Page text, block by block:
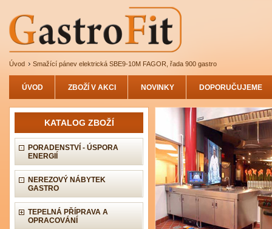
Úvod Smažící pánev elektrická SBE9-10M FAGOR, řada 900 gastro
ÚVOD ZBOŽÍ V AKCI NOVINKY DOPORUČUJEME
KATALOG ZBOŽÍ
PORADENSTVÍ - ÚSPORA
ENERGIÍ
NEREZOVÝ NÁBYTEK
GASTRO
TEPELNÁ PŘÍPRAVA A
OPRACOVÁNÍ